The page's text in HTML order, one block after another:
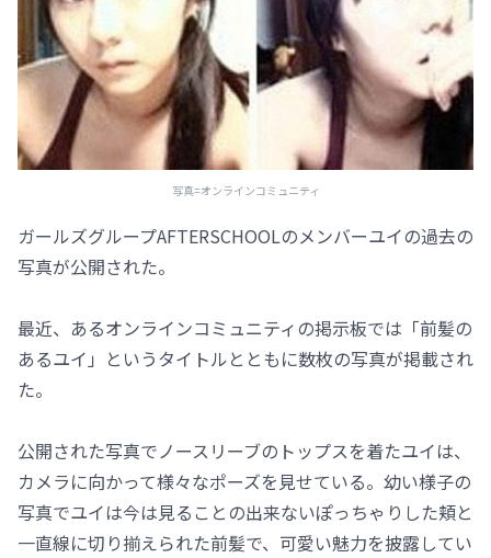
写真=オンラインコミュニティ
ガールズグループAFTERSCHOOLのメンバーユイの過去の
写真が公開された。
最近、あるオンラインコミュニティの掲示板では「前髪の
あるユイ」というタイトルとともに数枚の写真が掲載され
た。
公開された写真でノースリーブのトップスを着たユイは、
カメラに向かって様々なポーズを見せている。幼い様子の
写真でユイは今は見ることの出来ないぽっちゃりした頬と
一直線に切り揃えられた前髪で、可愛い魅力を披露してい